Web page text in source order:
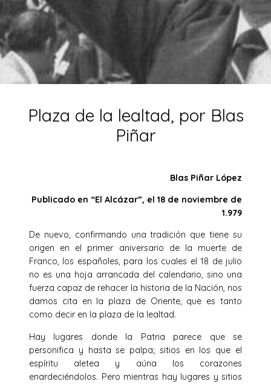
Plaza de la lealtad, por Blas
Piñar
Blas Piñar López
Publicado en “El Alcázar”, el 18 de noviembre de
1.979
De nuevo, confirmando una tradición que tiene su
origen en el pri­mer aniversario de la muerte de
Franco, los españoles, para los cuales el 18 de julio
no es una hoja arrancada del calendario, sino una
fuerza capaz de rehacer la historia de la Nación, nos
damos cita en la plaza de Oriente, que es tanto
como decir en la plaza de la lealtad.
Hay lugares donde la Patria parece que se
personifica y hasta se palpa; sitios en los que el
espíritu aletea y aúna los corazones
enardeciéndolos. Pero mientras hay lugares y sitios